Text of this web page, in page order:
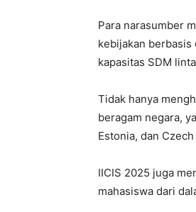
Para narasumber
kebijakan
kapasitas SDM
Tidak hanya
beragam negara,
Estonia, dan
IICIS 2025 juga
mahasiswa dari